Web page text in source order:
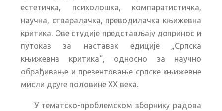
естетичка, психолошка, компаратистичка,
научна, стваралачка, преводилачка књижевна
критика. Ове студије представљају допринос и
путоказ за наставак едиције „Српска
књижевна критика“, односно за научно
обрађивање и презентовање српске књижевне
мисли друге половине XX века.
У тематско-проблемском зборнику радова